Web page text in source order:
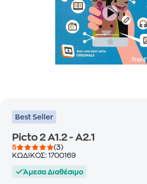
Best Seller
Picto 2 A1.2 - A2.1
5
(3)
ΚΩΔΙΚΟΣ: 1700169
Άμεσα Διαθέσιμο